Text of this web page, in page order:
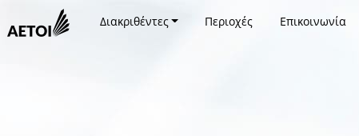
Διακριθέντες Περιοχές Επικοινωνία